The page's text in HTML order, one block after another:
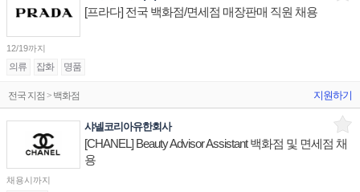
[프라다] 전국 백화점/면세점 매장판매 직원 채용
12/19까지
의류 잡화 명품
전국 지점 > 백화점 지원하기
샤넬코리아유한회사
[CHANEL] Beauty Advisor Assistant 백화점 및 면세점 채
용
채용시까지